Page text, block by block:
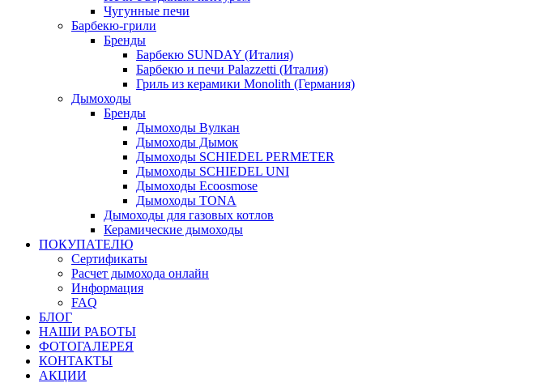
Чугунные печи
Барбекю-грили
Бренды
Барбекю SUNDAY (Италия)
Барбекю и печи Palazzetti (Италия)
Гриль из керамики Monolith (Германия)
Дымоходы
Бренды
Дымоходы Вулкан
Дымоходы Дымок
Дымоходы SCHIEDEL PERMETER
Дымоходы SCHIEDEL UNI
Дымоходы Ecoosmose
Дымоходы TONA
Дымоходы для газовых котлов
Керамические дымоходы
ПОКУПАТЕЛЮ
Сертификаты
Расчет дымохода онлайн
Информация
FAQ
БЛОГ
НАШИ РАБОТЫ
ФОТОГАЛЕРЕЯ
КОНТАКТЫ
АКЦИИ